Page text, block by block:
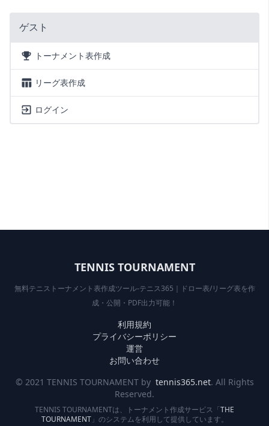
ゲスト
トーナメント表作成
リーグ表作成
ログイン
TENNIS TOURNAMENT
無料テニストーナメント表作成ツール-テニス365｜ドロー表/リーグ表を作
成・公開・PDF出力可能！
利用規約
プライバシーポリシー
運営
お問い合わせ
© 2021 TENNIS TOURNAMENT by tennis365.net. All Rights
Reserved.
TENNIS TOURNAMENTは、トーナメント作成サービス「THE
TOURNAMENT」のシステムを利用して提供しています。